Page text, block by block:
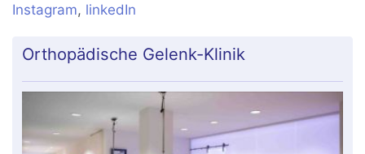
Instagram, linkedIn
Orthopädische Gelenk-Klinik